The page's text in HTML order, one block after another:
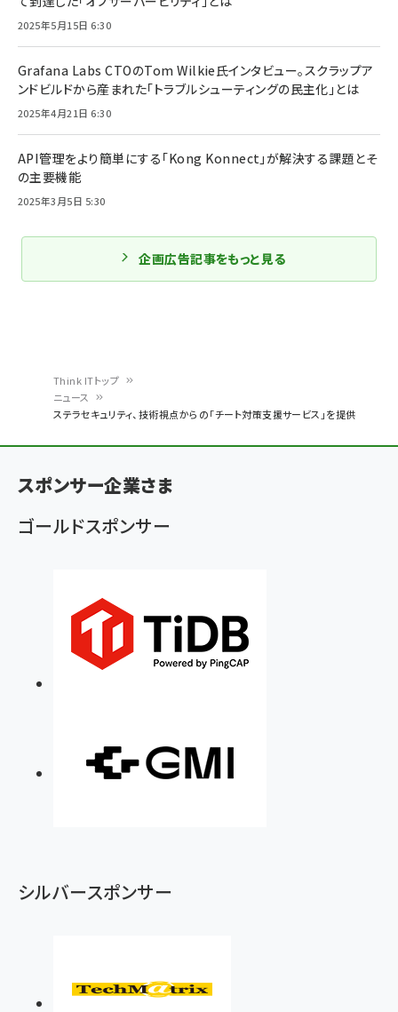
ン
く
ず
Think ITトップ
ニュース
ステラセキュリティ、技術視点からの「チート対策支援サービス」を提供
2025年5月15日 6:30
Grafana Labs CTOのTom Wilkie氏インタビュー。スクラップア
ンドビルドから産まれた「トラブルシューティングの民主化」とは
2025年4月21日 6:30
API管理をより簡単にする「Kong Konnect」が解決する課題とそ
の主要機能
2025年3月5日 5:30
企画広告記事をもっと見る
スポンサー企業さま
ゴールドスポンサー
シルバースポンサー